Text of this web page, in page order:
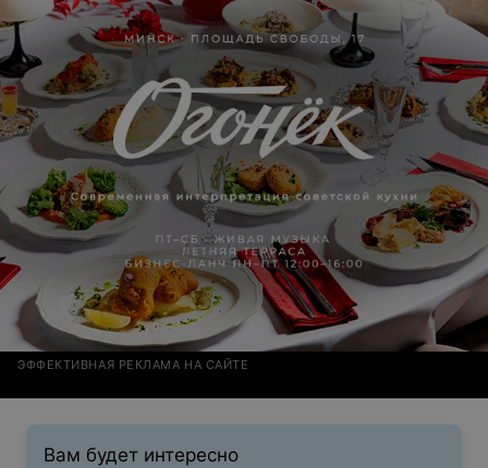
ЭФФЕКТИВНАЯ РЕКЛАМА НА САЙТЕ
Вам будет интересно